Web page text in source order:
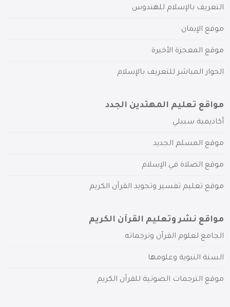
التعريف بالإسلام للهندوس
موقع الإيمان
موقع المعجزة الأخيرة
الحوار المباشر للتعريف بالإسلام
مواقع تعليم المهتدين الجدد
أكاديمية سبيلي
موقع المسلم الجديد
موقع الصلاة في الإسلام
موقع تعليم تفسير وتجويد القرآن الكريم
مواقع نشر وتعليم القرآن الكريم
الجامع لعلوم القرآن وترجماته
السنة النبوية وعلومها
موقع الترجمات الصوتية للقرآن الكريم